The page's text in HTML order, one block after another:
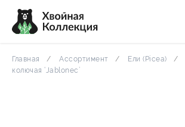
Главная Ассортимент Ели (Picea)
колючая ‘Jablonec’